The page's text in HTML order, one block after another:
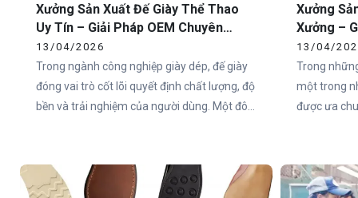
Xưởng Sản Xuất Đế Giày Thể Thao
Uy Tín – Giải Pháp OEM Chuyên
Nghiệp Tại Việt Nam
13/04/2026
Trong ngành công nghiệp giày dép, đế giày
đóng vai trò cốt lõi quyết định chất lượng, độ
bền và trải nghiệm của người dùng. Một đôi
trường. Chính vì vậy, việc lựa chọn xưởng
sản xuất đế giày thể thao uy tín là yếu tố
Xưởng
Xưởng –
Toàn
13/04/
Trong
một trong
được ưa
trọng nhất